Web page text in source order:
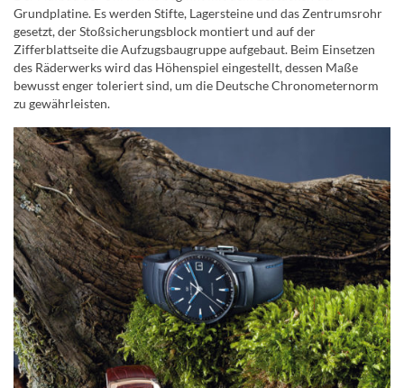
Grundplatine. Es werden Stifte, Lagersteine und das Zentrumsrohr
gesetzt, der Stoßsicherungsblock montiert und auf der
Zifferblattseite die Aufzugsbaugruppe aufgebaut. Beim Einsetzen
des Räderwerks wird das Höhenspiel eingestellt, dessen Maße
bewusst enger toleriert sind, um die Deutsche Chronometernorm
zu gewährleisten.